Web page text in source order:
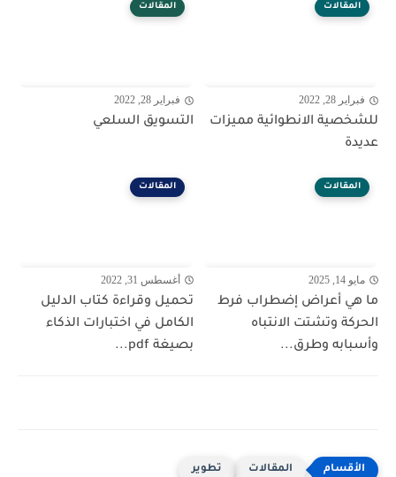
المقالات
فبراير 28, 2022
للشخصية الانطوائية مميزات
عديدة
المقالات
فبراير 28, 2022
التسويق السلعي
المقالات
مايو 14, 2025
ما هي أعراض إضطراب فرط
الحركة وتشتت الانتباه
وأسبابه وطرق...
المقالات
أغسطس 31, 2022
تحميل وقراءة كتاب الدليل
الكامل في اختبارات الذكاء
بصيغة pdf...
المقالات تطوير